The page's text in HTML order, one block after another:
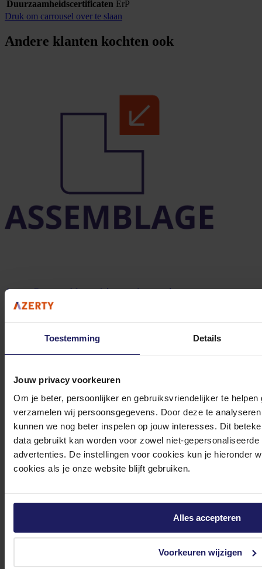
Toestemming Details
Jouw privacy voorkeuren
Om je beter, persoonlijker en gebruiksvriendelijker te
verzamelen wij persoonsgegevens. Door deze te
kunnen we nog beter inspelen op jouw interesses. Dit
data gebruikt kan worden voor zowel niet-
advertenties. De instellingen voor cookies kun je hieronder
cookies als je onze website blijft gebruiken.
Alles accepteren
Voorkeuren wijzigen
Duurzaamheidscertificaten ErP
Druk om carrousel over te slaan
Andere klanten kochten ook
Azerty Pc-assemblage - 1 jaar ondersteuning
2-3 werkdagen
In winkel­wagen
Cooler Master X Mighty Platinum 2000 230V - Voeding
ATX12V 3.1 - Cybenetics Platinum - 2000 Watt - Modulair - Actieve PFC - PCIe 5.1
- Zero RPM Mode - 135mm FDB Fan - zwart
Incl. 21% BTW
Stel jouw vragen aan onze klantenservice!
Heb je vragen over onze producten, diensten of service? Onze deskundige